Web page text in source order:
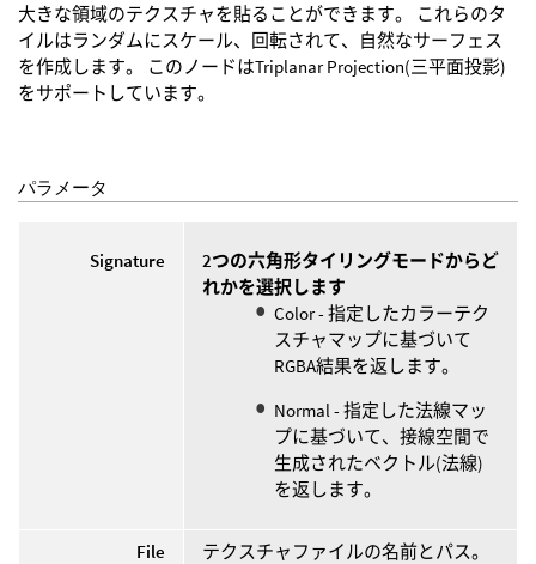
大きな領域のテクスチャを貼ることができます。 これらのタ
イルはランダムにスケール、回転されて、自然なサーフェス
を作成します。 このノードはTriplanar Projection(三平面投影)
をサポートしています。
パラメータ
Signature
2つの六角形タイリングモードからど
れかを選択します
Color - 指定したカラーテク
スチャマップに基づいて
RGBA結果を返します。
Normal - 指定した法線マッ
プに基づいて、接線空間で
生成されたベクトル(法線)
を返します。
File
テクスチャファイルの名前とパス。